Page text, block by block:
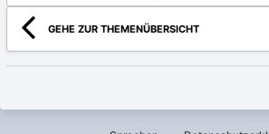
GEHE ZUR THEMENÜBERSICHT